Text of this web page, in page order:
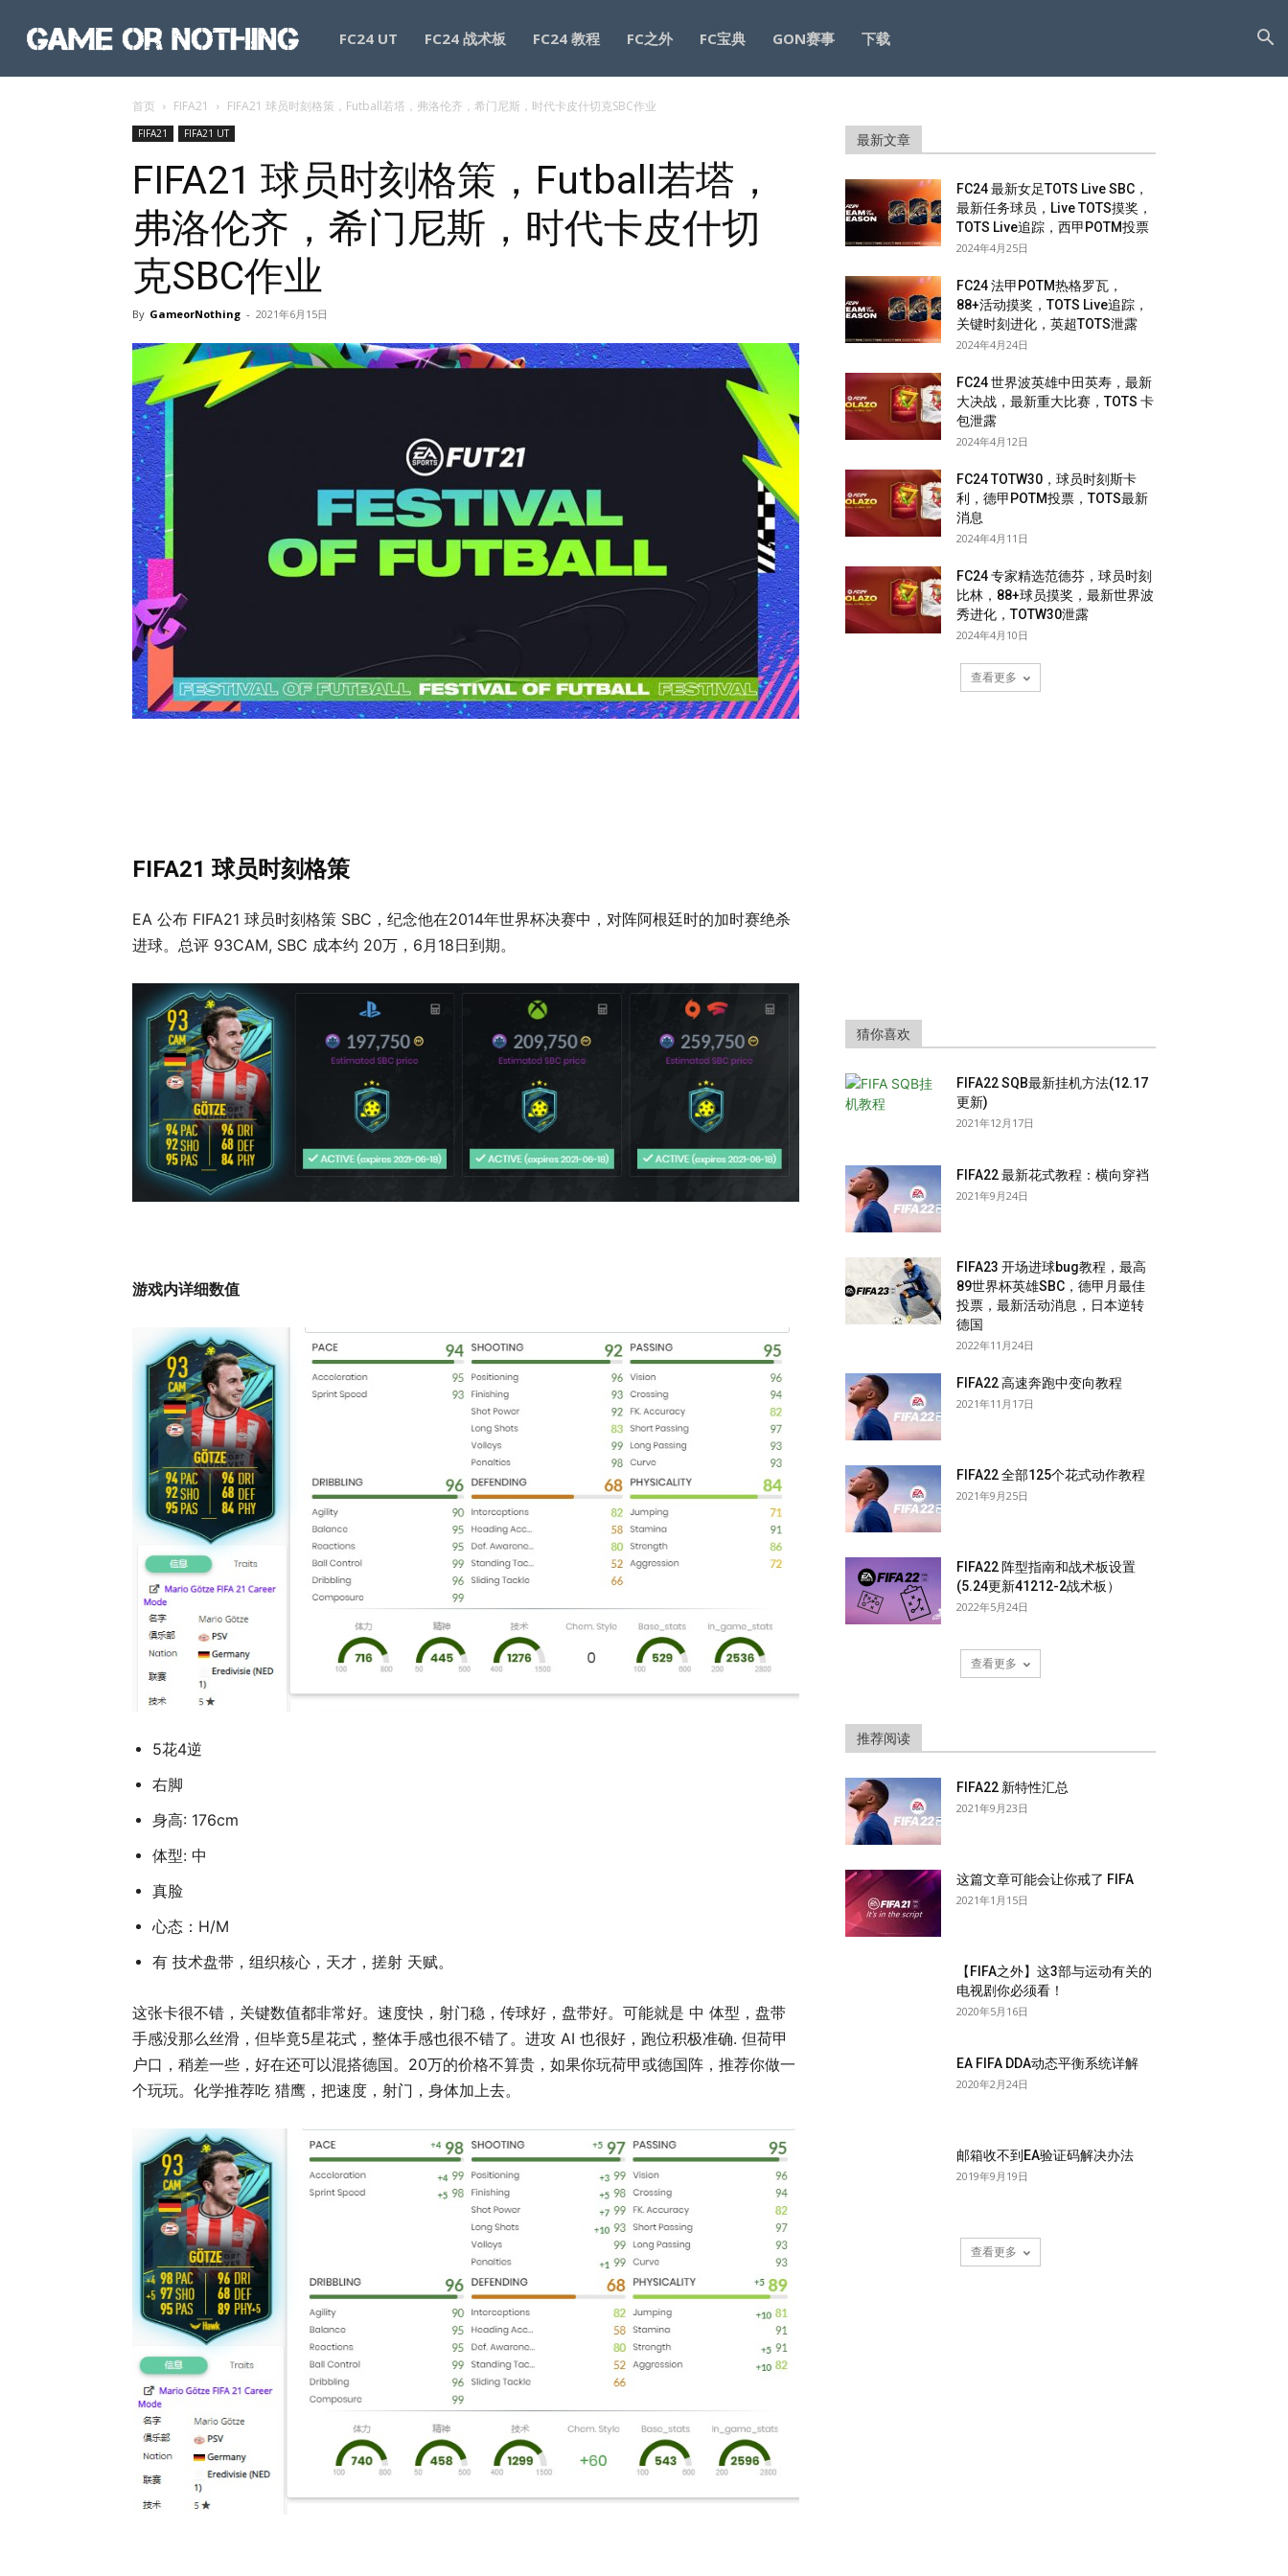
GameorNothing
FC24 UT FC24 战术板 FC24 教程 FC之外 FC宝典 GON赛事 下载
首页 FIFA21 FIFA21 球员时刻格策，Futball若塔，弗洛伦齐，希门尼斯，时代卡皮什切克SBC作业
FIFA21 FIFA21 UT
FIFA21 球员时刻格策，Futball若塔，
弗洛伦齐，希门尼斯，时代卡皮什切
克SBC作业
By GameorNothing - 2021年6月15日
FIFA21 球员时刻格策
EA 公布 FIFA21 球员时刻格策 SBC，纪念他在2014年世界杯决赛中，对阵阿根廷时的加时赛绝杀
进球。总评 93CAM, SBC 成本约 20万，6月18日到期。
游戏内详细数值
5花4逆
右脚
身高: 176cm
体型: 中
真脸
心态：H/M
有 技术盘带，组织核心，天才，搓射 天赋。
这张卡很不错，关键数值都非常好。速度快，射门稳，传球好，盘带好。可能就是 中 体型，盘带
手感没那么丝滑，但毕竟5星花式，整体手感也很不错了。进攻 AI 也很好，跑位积极准确. 但荷甲
户口，稍差一些，好在还可以混搭德国。20万的价格不算贵，如果你玩荷甲或德国阵，推荐你做一
个玩玩。化学推荐吃 猎鹰，把速度，射门，身体加上去。
最新文章
FC24 最新女足TOTS Live SBC，
最新任务球员，Live TOTS摸奖，
TOTS Live追踪，西甲POTM投票
2024年4月25日
FC24 法甲POTM热格罗瓦，
88+活动摸奖，TOTS Live追踪，
关键时刻进化，英超TOTS泄露
2024年4月24日
FC24 世界波英雄中田英寿，最新
大决战，最新重大比赛，TOTS 卡
包泄露
2024年4月12日
FC24 TOTW30，球员时刻斯卡
利，德甲POTM投票，TOTS最新
消息
2024年4月11日
FC24 专家精选范德芬，球员时刻
比林，88+球员摸奖，最新世界波
秀进化，TOTW30泄露
2024年4月10日
查看更多
猜你喜欢
FIFA22 SQB最新挂机方法(12.17
更新)
2021年12月17日
FIFA22 最新花式教程：横向穿裆
2021年9月24日
FIFA23 开场进球bug教程，最高
89世界杯英雄SBC，德甲月最佳
投票，最新活动消息，日本逆转
德国
2022年11月24日
FIFA22 高速奔跑中变向教程
2021年11月17日
FIFA22 全部125个花式动作教程
2021年9月25日
FIFA22 阵型指南和战术板设置
(5.24更新41212-2战术板）
2022年5月24日
查看更多
推荐阅读
FIFA22 新特性汇总
2021年9月23日
这篇文章可能会让你戒了 FIFA
2021年1月15日
【FIFA之外】这3部与运动有关的
电视剧你必须看！
2020年5月16日
EA FIFA DDA动态平衡系统详解
2020年2月24日
邮箱收不到EA验证码解决办法
2019年9月19日
查看更多